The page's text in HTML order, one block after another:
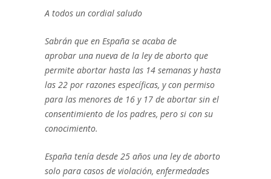
A todos un cordial saludo
Sabrán que en España se acaba de
aprobar una nueva de la ley de aborto que
permite abortar hasta las 14 semanas y hasta
las 22 por razones específicas, y con permiso
para las menores de 16 y 17 de abortar sin el
consentimiento de los padres, pero si con su
conocimiento.
España tenía desde 25 años una ley de aborto
solo para casos de violación, enfermedades